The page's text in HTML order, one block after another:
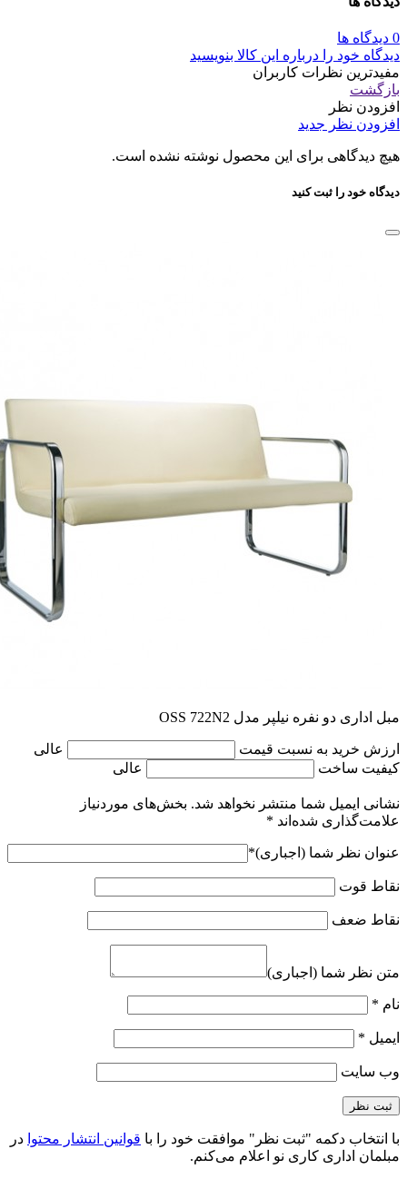
0 دیدگاه ها
دیدگاه خود را درباره این کالا بنویسید
مفیدترین نظرات کاربران
بازگشت
افزودن نظر
افزودن نظر جدید
هیچ دیدگاهی برای این محصول نوشته نشده است.
دیدگاه خود را ثبت کنید
مبل اداری دو نفره نیلپر مدل OSS 722N2
ارزش خرید به نسبت قیمت
عالی
کیفیت ساخت
عالی
نشانی ایمیل شما منتشر نخواهد شد. بخش‌های موردنیاز
علامت‌گذاری شده‌اند *
عنوان نظر شما (اجباری)*
نقاط قوت
نقاط ضعف
متن نظر شما (اجباری)
نام *
ایمیل *
وب‌ سایت
با انتخاب دکمه "ثبت نظر" موافقت خود را با قوانین انتشار محتوا در
مبلمان اداری کاری نو اعلام می‌کنم.